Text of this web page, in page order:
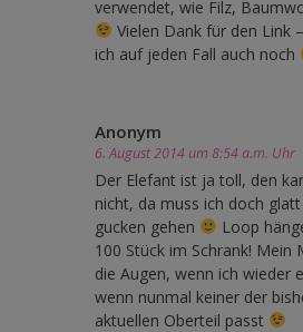
verwendet, wie Filz,
Vielen Dank für den Link
ich auf jeden Fall auch noch
Anonym
6. August 2014 um 8:54 a.m. Uhr
Der Elefant ist ja toll, den
nicht, da muss ich doch
gucken gehen
Loop
100 Stück im Schrank!
die Augen, wenn ich wieder
wenn nunmal keiner der
aktuellen Oberteil passt